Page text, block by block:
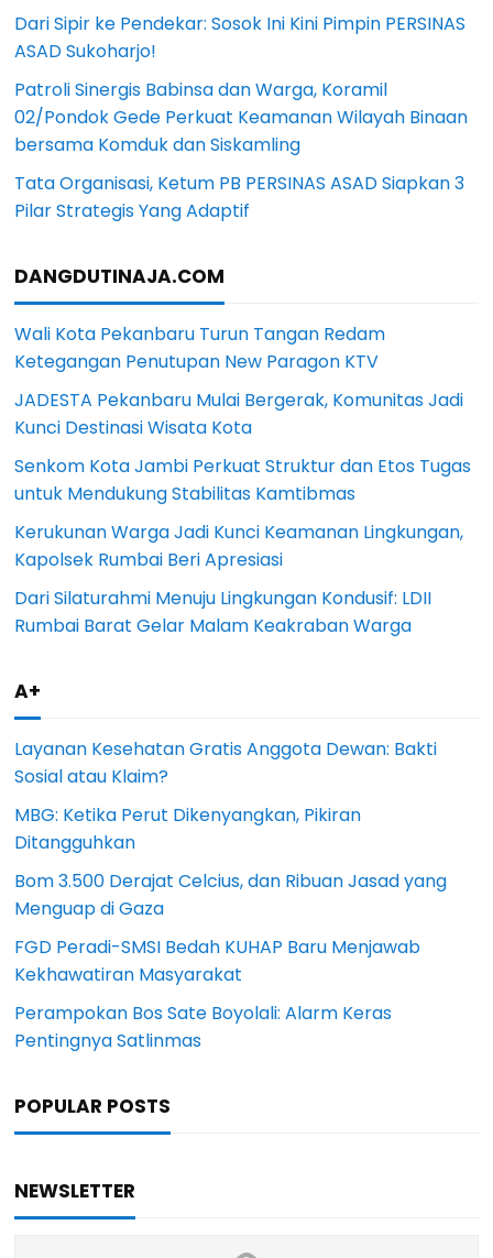
Dari Sipir ke Pendekar: Sosok Ini Kini Pimpin PERSINAS
ASAD Sukoharjo!
Patroli Sinergis Babinsa dan Warga, Koramil
02/Pondok Gede Perkuat Keamanan Wilayah Binaan
bersama Komduk dan Siskamling
Tata Organisasi, Ketum PB PERSINAS ASAD Siapkan 3
Pilar Strategis Yang Adaptif
DANGDUTINAJA.COM
Wali Kota Pekanbaru Turun Tangan Redam
Ketegangan Penutupan New Paragon KTV
JADESTA Pekanbaru Mulai Bergerak, Komunitas Jadi
Kunci Destinasi Wisata Kota
Senkom Kota Jambi Perkuat Struktur dan Etos Tugas
untuk Mendukung Stabilitas Kamtibmas
Kerukunan Warga Jadi Kunci Keamanan Lingkungan,
Kapolsek Rumbai Beri Apresiasi
Dari Silaturahmi Menuju Lingkungan Kondusif: LDII
Rumbai Barat Gelar Malam Keakraban Warga
A+
Layanan Kesehatan Gratis Anggota Dewan: Bakti
Sosial atau Klaim?
MBG: Ketika Perut Dikenyangkan, Pikiran
Ditangguhkan
Bom 3.500 Derajat Celcius, dan Ribuan Jasad yang
Menguap di Gaza
FGD Peradi-SMSI Bedah KUHAP Baru Menjawab
Kekhawatiran Masyarakat
Perampokan Bos Sate Boyolali: Alarm Keras
Pentingnya Satlinmas
POPULAR POSTS
NEWSLETTER